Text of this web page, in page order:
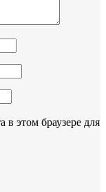
в этом браузере для